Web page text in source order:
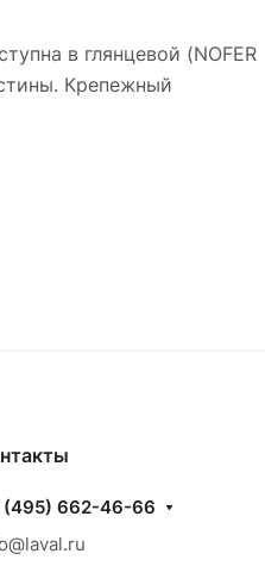
в глянцевой (NOFER
Крепежный
(495) 662-46-66